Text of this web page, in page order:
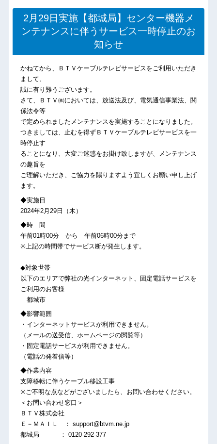
2月29日実施【都城局】センター機器メ
ンテナンスに伴うサービス一時停止のお
知らせ
かねてから、ＢＴＶケーブルテレビサービスをご利用いただき
まして、
誠に有り難うございます。
さて、ＢＴＶ㈱においては、放送法及び、電気通信事業法、関
係法令等
で定められましたメンテナンスを実施することになりました。
つきましては、止むを得ずＢＴＶケーブルテレビサービスを一
時停止す
ることになり、大変ご迷惑をお掛け致しますが、メンテナンス
の趣旨を
ご理解いただき、ご協力を賜りますよう宜しくお願い申し上げ
ます。
◆実施日
2024年2月29日（木）
◆時 間
午前01時00分 から 午前06時00分まで
※上記の時間帯でサービス断が発生します。
◆対象世帯
以下のエリアで弊社の光インターネット、固定電話サービスを
ご利用のお客様
都城市
◆影響範囲
・インターネットサービスが利用できません。
（メールの送受信、ホームページの閲覧等）
・固定電話サービスが利用できません。
（電話の発着信等）
◆作業内容
支障移転に伴うケーブル移設工事
※ご不明な点などがございましたら、お問い合わせください。
＜お問い合わせ窓口＞
ＢＴＶ株式会社
Ｅ－ＭＡＩＬ ： support@btvm.ne.jp
都城局 ： 0120-292-377